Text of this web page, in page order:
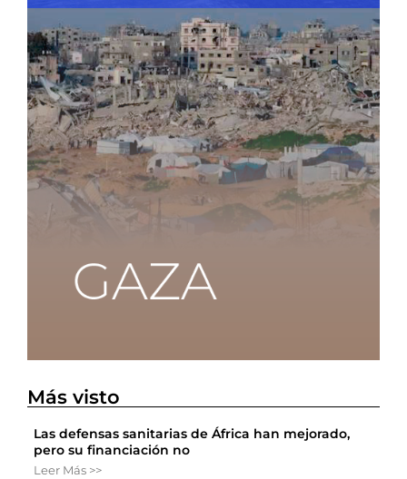
Más visto
Las defensas sanitarias de África han mejorado,
pero su financiación no
Leer Más >>